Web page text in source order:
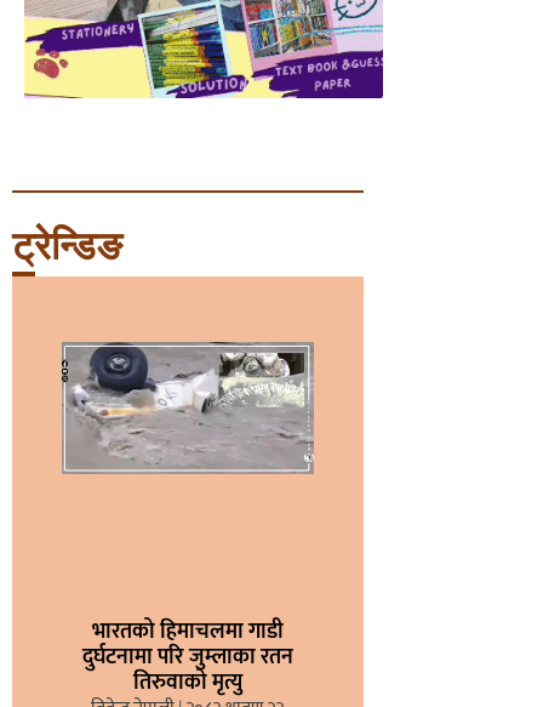
ट्रेन्डिङ
भारतको हिमाचलमा गाडी
दुर्घटनामा परि जुम्लाका रतन
तिरुवाको मृत्यु